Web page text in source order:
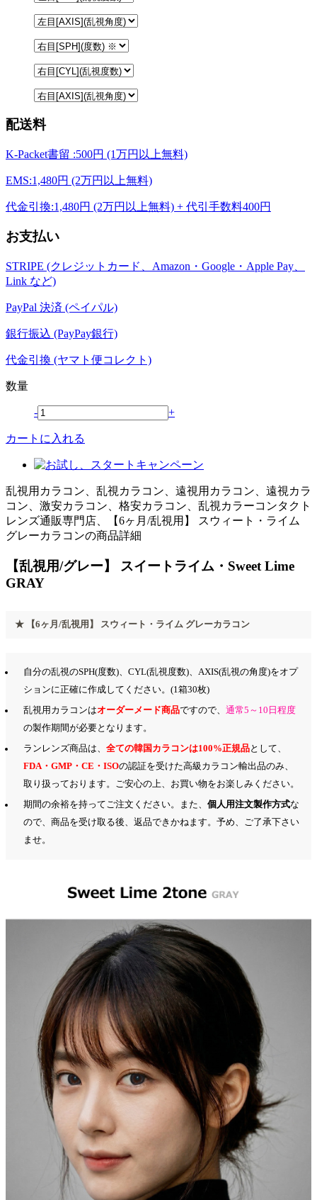
配送料
K-Packet書留 :500円 (1万円以上無料)
EMS:1,480円 (2万円以上無料)
代金引換:1,480円 (2万円以上無料) + 代引手数料400円
お支払い
STRIPE (クレジットカード、Amazon・Google・Apple Pay、
Link など)
PayPal 決済 (ペイパル)
銀行振込 (PayPay銀行)
代金引換 (ヤマト便コレクト)
数量
- +
カートに入れる
乱視用カラコン、乱視カラコン、遠視用カラコン、遠視カラ
コン、激安カラコン、格安カラコン、乱視カラーコンタクト
レンズ通販専門店、【6ヶ月/乱視用】 スウィート・ライム
グレーカラコンの商品詳細
【乱視用/グレー】 スイートライム・Sweet Lime
GRAY
★ 【6ヶ月/乱視用】 スウィート・ライム グレーカラコン
自分の乱視のSPH(度数)、CYL(乱視度数)、AXIS(乱視の角度)をオプ
ションに正確に作成してください。(1箱30枚)
乱視用カラコンはオーダーメード商品ですので、通常5～10日程度
の製作期間が必要となります。
ランレンズ商品は、全ての韓国カラコンは100%正規品として、
FDA・GMP・CE・ISOの認証を受けた高級カラコン輸出品のみ、
取り扱っております。ご安心の上、お買い物をお楽しみください。
期間の余裕を持ってご注文ください。また、個人用注文製作方式な
ので、商品を受け取る後、返品できかねます。予め、ご了承下さい
ませ。